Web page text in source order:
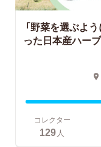
「野菜を選ぶよ
った日本産ハー
コレクター
129 人